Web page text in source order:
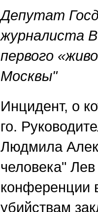
Депутат
журналиста
первого
Москвы"
Инцидент, о
го.
Людмила
человека"
конференции
убийствам